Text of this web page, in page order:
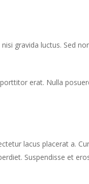
gravida luctus. Sed
porttitor erat. Nulla
lacus placerat a.
Suspendisse et